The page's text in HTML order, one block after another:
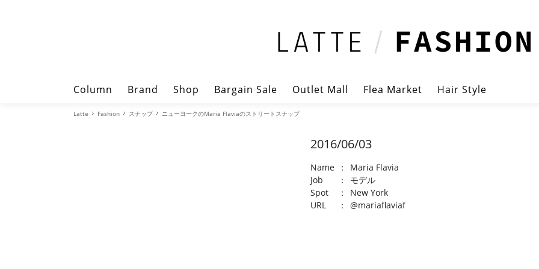
Column Brand Shop Bargain Sale Outlet Mall Flea Market Hair Style
Latte Fashion スナップ ニューヨークのMaria Flaviaのストリートスナップ
2016/06/03
Name ：
Maria Flavia
Job
：
モデル
Spot
：
New York
URL
： @mariaflaviaf